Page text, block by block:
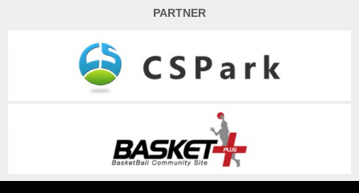
PARTNER